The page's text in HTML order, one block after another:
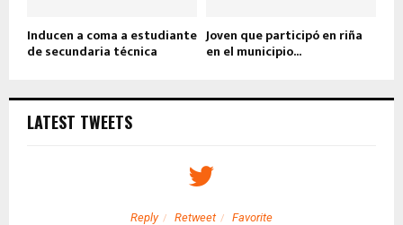
Inducen a coma a estudiante
de secundaria técnica
Joven que participó en riña
en el municipio...
LATEST TWEETS
Reply Retweet Favorite